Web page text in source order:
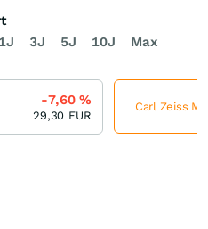
1J 3J 5J 10J Max
-7,60%
29,30 EUR
Carl Zeiss